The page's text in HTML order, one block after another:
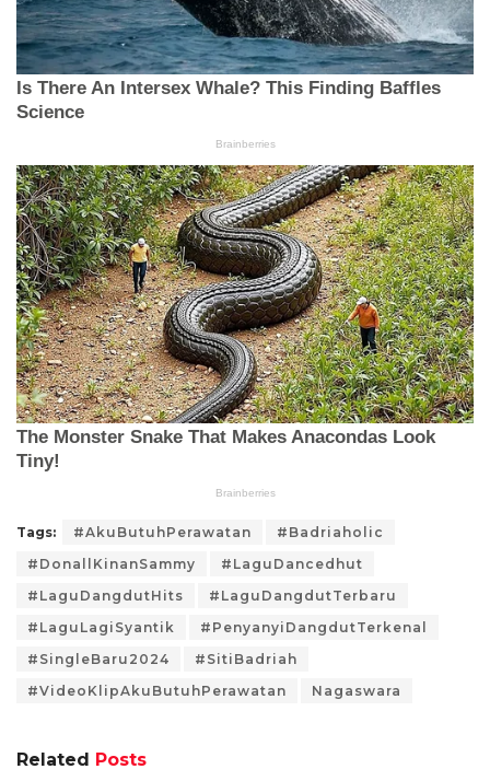
Tags: #AkuButuhPerawatan
#Badriaholic
#DonallKinanSammy
#LaguDancedhut
#LaguDangdutHits
#LaguDangdutTerbaru
#LaguLagiSyantik
#PenyanyiDangdutTerkenal
#SingleBaru2024
#SitiBadriah
#VideoKlipAkuButuhPerawatan
Nagaswara
Related Posts